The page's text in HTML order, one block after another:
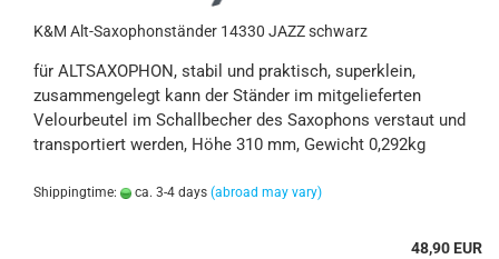
K&M Alt-Saxophonständer 14330 JAZZ schwarz
für ALTSAXOPHON, stabil und praktisch, superklein,
zusammengelegt kann der Ständer im mitgelieferten
Velourbeutel im Schallbecher des Saxophons verstaut und
transportiert werden, Höhe 310 mm, Gewicht 0,292kg
Shippingtime: ca. 3-4 days (abroad may vary)
48,90 EUR